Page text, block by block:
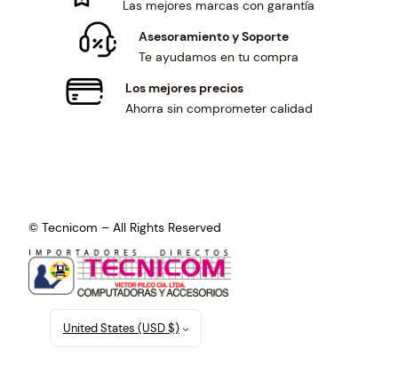
Las mejores marcas con garantía
Asesoramiento y Soporte
Te ayudamos en tu compra
Los mejores precios
Ahorra sin comprometer calidad
© Tecnicom – All Rights Reserved
United States (USD $)